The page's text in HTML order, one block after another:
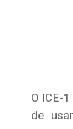
O ICE-
de